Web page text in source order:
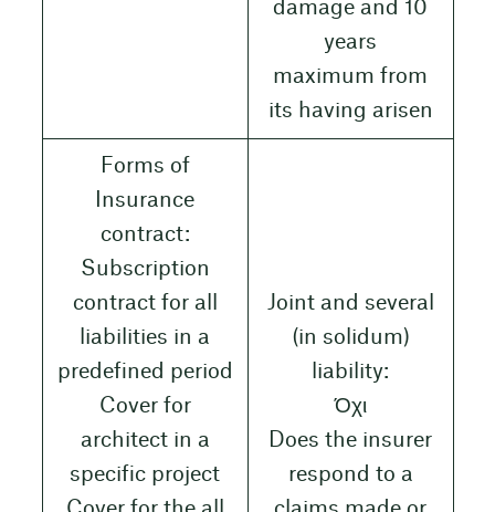
damage and 10
years
maximum from
its having arisen
Forms of
Insurance
contract:
Subscription
contract for all
liabilities in a
predefined period
Cover for
architect in a
specific project
Joint and several
(in solidum)
liability:
Όχι
Does the insurer
respond to a